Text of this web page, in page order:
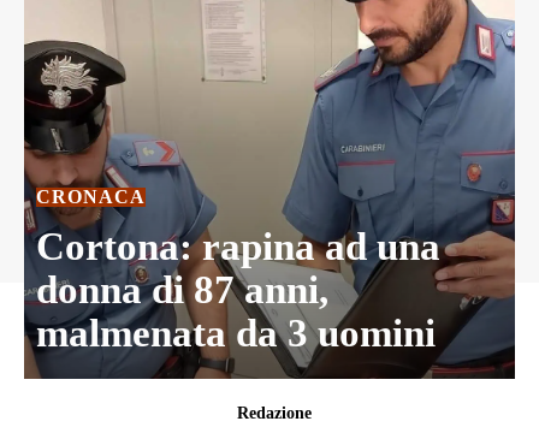
CRONACA
Cortona: rapina ad una
donna di 87 anni,
malmenata da 3 uomini
Redazione